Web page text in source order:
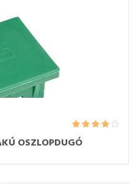
OSZLOPDUGÓ